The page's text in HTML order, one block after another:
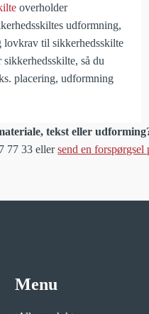
overholder
udformning,
til sikkerhedsskilte
så du
placering, udformning
tekst eller
77 33 ellersend en forspørgsel
Menu